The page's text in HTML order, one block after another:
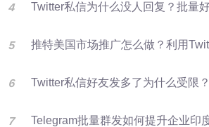
Twitter私信为什么没人回复？批量好友群发优化X营销效果
推特美国市场推广怎么做？利用Twitter好友资源进行批量群发提升客户开
Twitter私信好友发多了为什么受限？优化群发营销
Telegram批量群发如何提升企业印度市场获客